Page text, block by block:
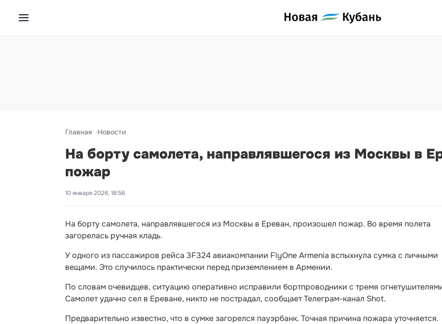
Главная Новости
На борту самолета, направлявшегося из Москвы в
пожар
10 января 2026, 18:56
На борту самолета, направлявшегося из Москвы в Ереван, произошел пожар. Во время полета
загорелась ручная кладь.
У одного из пассажиров рейса 3F324 авиакомпании FlyOne Armenia вспыхнула сумка с личными
вещами. Это случилось практически перед приземлением в Армении.
По словам очевидцев, ситуацию оперативно исправили бортпроводники с тремя
Самолет удачно сел в Ереване, никто не пострадал, сообщает Телеграм-канал Shot.
Предварительно известно, что в сумке загорелся пауэрбанк. Точная причина пожара уточняется.